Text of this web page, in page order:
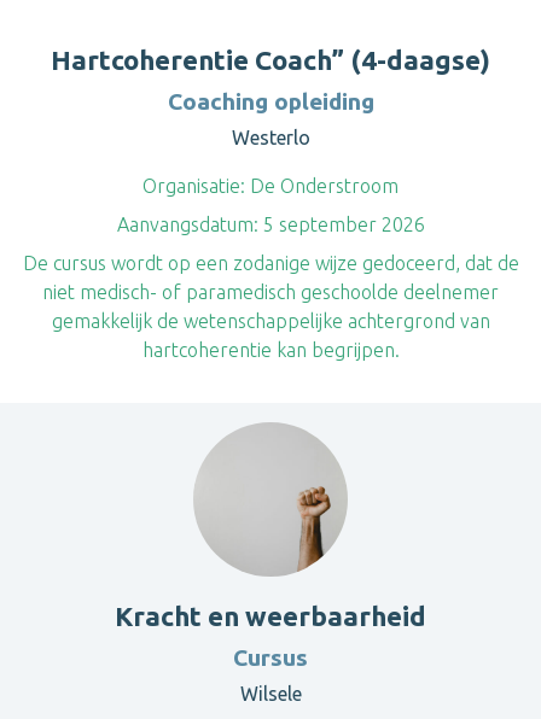
Hartcoherentie Coach” (4-daagse)
Coaching opleiding
Westerlo
Organisatie: De Onderstroom
Aanvangsdatum: 5 september 2026
De cursus wordt op een zodanige wijze gedoceerd, dat de
niet medisch- of paramedisch geschoolde deelnemer
gemakkelijk de wetenschappelijke achtergrond van
hartcoherentie kan begrijpen.
Kracht en weerbaarheid
Cursus
Wilsele